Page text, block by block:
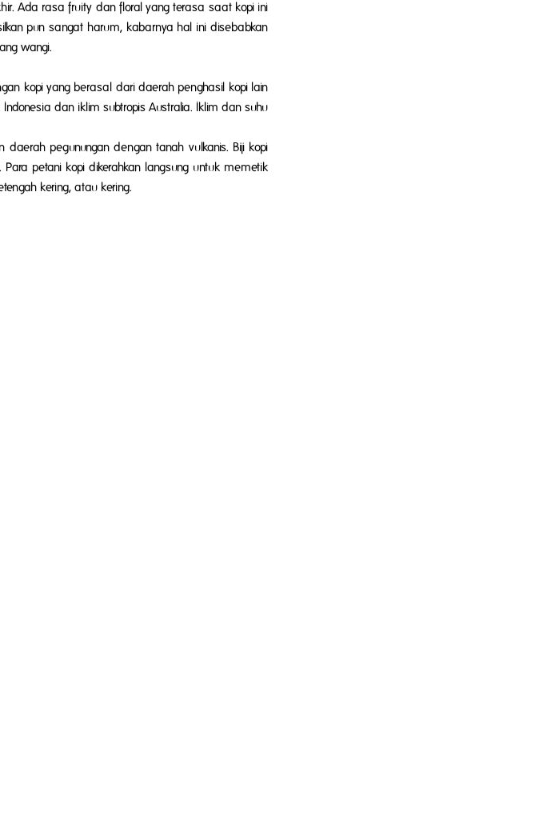
Ada rasafruity dan floral yang terasa saat kopi ini
pun sangat harum, kabarnya hal ini disebabkan
wangi.
kopi yang berasal dari daerah penghasil kopi lain
dan iklim subtropis Australia. Iklim dan suhu
pegunungan dengan tanah vulkanis. Biji kopi
petani kopi dikerahkan langsung untuk memetik
kering, atau kering.